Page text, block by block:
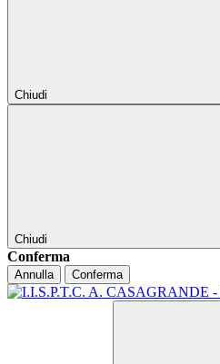
Chiudi
Chiudi
Conferma
Annulla Conferma